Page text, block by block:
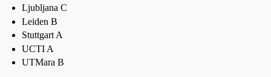
Ljubljana C
Leiden B
Stuttgart A
UCTI A
UTMara B